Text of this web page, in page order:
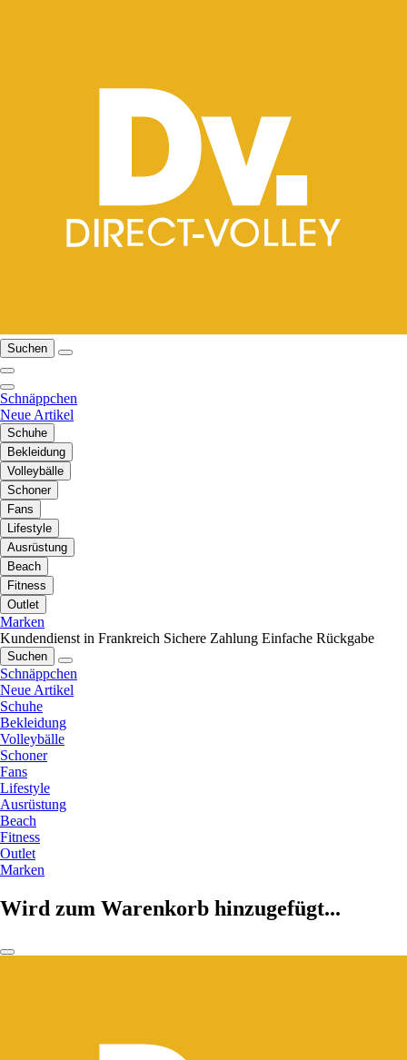
Suchen
Schnäppchen
Neue Artikel
Schuhe
Bekleidung
Volleybälle
Schoner
Fans
Lifestyle
Ausrüstung
Beach
Fitness
Outlet
Marken
Kundendienst in Frankreich Sichere Zahlung Einfache Rückgabe
Suchen
Schnäppchen
Neue Artikel
Schuhe
Bekleidung
Volleybälle
Schoner
Fans
Lifestyle
Ausrüstung
Beach
Fitness
Outlet
Marken
Wird zum Warenkorb hinzugefügt...